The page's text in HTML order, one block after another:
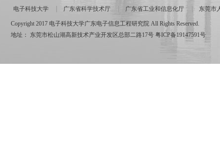
电子科技大学 广东省科学技术厅 广东省工业和信息化厅 东莞市
Copyright 2017 电子科技大学广东电子信息工程研究院 All Rights Reserved.
地址： 东莞市松山湖高新技术产业开发区总部二路17号 粤ICP备19147591号